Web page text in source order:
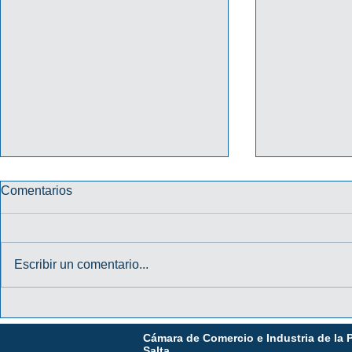
DIGITAL TE DA MÁS" 2026
31/10/2026
MACRO
Comentarios
Escribir un comentario...
Cámara de Comercio e Industria de la